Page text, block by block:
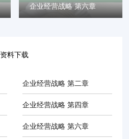
企业经营战略 第六章
资料下载
企业经营战略 第二章
企业经营战略 第四章
企业经营战略 第六章